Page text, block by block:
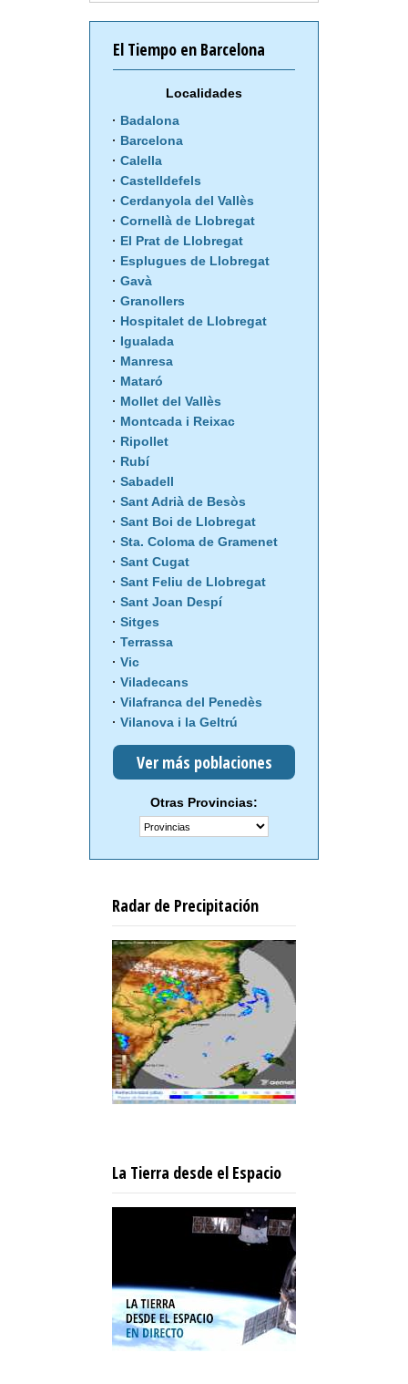
El Tiempo en Barcelona
Localidades
Badalona
Barcelona
Calella
Castelldefels
Cerdanyola del Vallès
Cornellà de Llobregat
El Prat de Llobregat
Esplugues de Llobregat
Gavà
Granollers
Hospitalet de Llobregat
Igualada
Manresa
Mataró
Mollet del Vallès
Montcada i Reixac
Ripollet
Rubí
Sabadell
Sant Adrià de Besòs
Sant Boi de Llobregat
Sta. Coloma de Gramenet
Sant Cugat
Sant Feliu de Llobregat
Sant Joan Despí
Sitges
Terrassa
Vic
Viladecans
Vilafranca del Penedès
Vilanova i la Geltrú
Ver más poblaciones
Otras Provincias:
Radar de Precipitación
La Tierra desde el Espacio